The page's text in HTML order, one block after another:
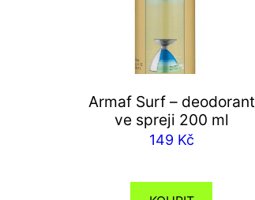
Armaf Surf – deodorant
ve spreji 200 ml
149 Kč